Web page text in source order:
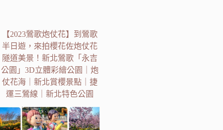
【2023鶯歌炮仗花】到鶯歌
半日遊，來拍櫻花佐炮仗花
隧道美景！新北鶯歌「永吉
公園」3D立體彩繪公園｜炮
仗花海｜新北賞櫻景點｜捷
運三鶯線｜新北特色公園